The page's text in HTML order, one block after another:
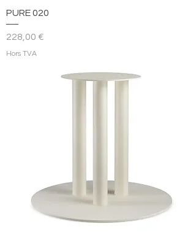
PURE 020
Prix
228,00 €
Hors TVA